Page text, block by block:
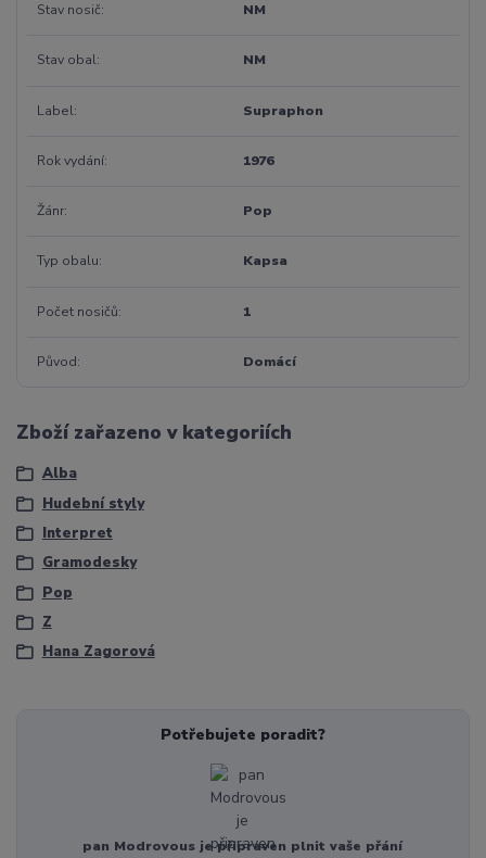
Stav nosič NM
Stav obal NM
Label Supraphon
Rok vydání 1976
Žánr Pop
Typ obalu Kapsa
Počet nosičů 1
Původ Domácí
Zboží zařazeno v kategoriích
Alba
Hudební styly
Interpret
Gramodesky
Pop
Z
Hana Zagorová
Potřebujete poradit?
pan Modrovous je připraven plnit vaše přání